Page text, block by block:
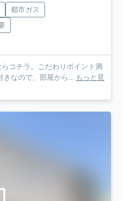
都市ガス
コチラ。こだわりポイント満
きなので、部屋から... もっと見